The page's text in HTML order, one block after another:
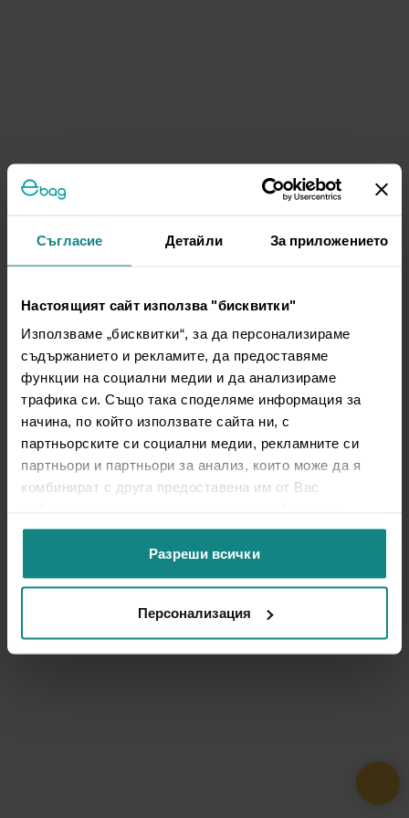
Съгласие Детайли За приложението
Настоящият сайт използва "бисквитки"
Използваме „бисквитки“, за да персонализираме
съдържанието и рекламите, да предоставяме
функции на социални медии и да анализираме
трафика си. Също така споделяме информация за
начина, по който използвате сайта ни, с
партньорските си социални медии, рекламните си
партньори и партньори за анализ, които може да я
комбинират с друга предоставена им от Вас
ползването от Ваша страна на услугите им.
Разреши всички
Персонализация